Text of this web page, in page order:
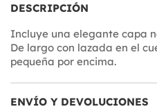
DESCRIPCIÓN
Incluye una elegante capa
De largo con lazada en el
pequeña por encima.
ENVÍO Y DEVOLUCIONES